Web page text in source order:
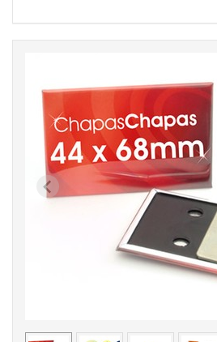
< /picture>